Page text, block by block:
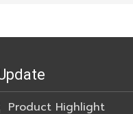
Product Highlight